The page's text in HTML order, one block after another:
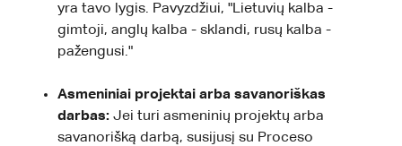
yra tavo lygis. Pavyzdžiui, "Lietuvių kalba -
gimtoji, anglų kalba - sklandi, rusų kalba -
pažengusi."
Asmeniniai projektai arba savanoriškas
darbas: Jei turi asmeninių projektų arba
savanorišką darbą, susijusį su Proceso